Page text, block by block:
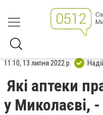
11:10, 13 липня 2022 р.
Які аптеки
у Миколаєві,